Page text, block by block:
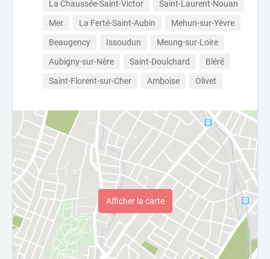
La Chaussée-Saint-Victor
Saint-Laurent-Nouan
Mer
La Ferté-Saint-Aubin
Mehun-sur-Yèvre
Beaugency
Issoudun
Meung-sur-Loire
Aubigny-sur-Nère
Saint-Doulchard
Bléré
Saint-Florent-sur-Cher
Amboise Olivet
Afficher la carte